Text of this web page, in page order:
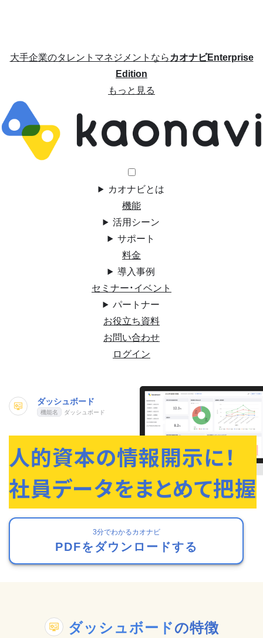
大手企業のタレントマネジメントならカオナビEnterprise
Edition
もっと見る
カオナビとは
機能
活用シーン
サポート
料金
導入事例
セミナー・イベント
パートナー
お役立ち資料
お問い合わせ
ログイン
ダッシュボード
ダッシュボード
人的資本の情報開示に！
社員データをまとめて把握
3分でわかるカオナビ
PDFをダウンロードする
ダッシュボードの特徴